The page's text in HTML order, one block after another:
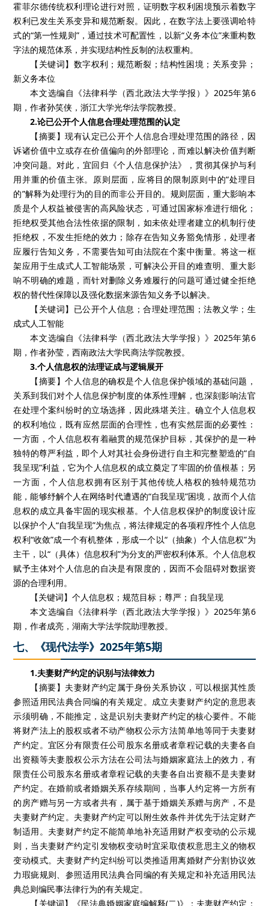
霍菲尔德传统权利理论进行对照，证明数字权利困境预示着数字
权利已发生关系变异和规范断裂。因此，在数字法上要强调哈特
式的“第一性规则”，通过技术可配置性，以新“义务本位”来重构数
字法的规范体系，并实现结构性反制的法权重构。
【关键词】数字权利；规范断裂；结构性困境；关系变异；
新义务本位
本文选编自《法律科学（西北政法大学学报）》2025年第6
期，作者孙笑侠，浙江大学光华法学院教授。
2.论已公开个人信息合理处理范围的认定
【摘要】现有认定已公开个人信息合理处理范围的路径，因
诉诸价值中立或存在价值偏向的外部理论，而难以解决价值判断
冲突问题。对此，宜回归《个人信息保护法》，贯彻其保护与利
用并重的价值主张。原则层面，应将目的限制原则中的“处理目
的”解释为处理行为的目的而非公开目的。规则层面，重大影响本
质是个人权益被侵害的高风险状态，可通过国家标准进行细化；
拒绝权受其他合法性依据的限制，如未依处理者建立的机制行使
拒绝权，不发生拒绝的效力；除存在告知义务豁免情形，处理者
应履行告知义务，不需要告知可由法院在个案中衡量。将这一框
架应用于生成式人工智能场景，可解决公开目的难查明、重大影
响不明确的难题，而针对删除义务难履行的问题可通过健全拒绝
权的替代性保障以及强化数据来源告知义务予以解决。
【关键词】已公开个人信息；合理处理范围；法教义学；生
成式人工智能
本文选编自《法律科学（西北政法大学学报）》2025年第6
期，作者孙莹，西南政法大学民商法学院教授。
3.个人信息权的法理证成与逻辑展开
【摘要】个人信息的确权是个人信息保护领域的基础问题，
关系到我们对个人信息保护制度的体系性理解，也深刻影响法官
在处理个案纠纷时的立场选择，因此殊堪关注。确立个人信息权
的权利地位，既有应然层面的合理性，也有实然层面的必要性：
一方面，个人信息权有着融贯的规范保护目标，其保护的是一种
独特的尊严利益，即个人对其社会身份进行自主和完整塑造的“自
我呈现”利益，它为个人信息权的成立奠定了牢固的价值根基；另
一方面，个人信息权拥有区别于其他传统人格权的独特规范功
能，能够纾解个人在网络时代遭遇的“自我呈现”困境，故而个人信
息权的成立具备牢固的现实根基。个人信息权保护的制度设计应
以保护个人“自我呈现”为焦点，将法律规定的各项程序性个人信息
权利“收敛”成一个有机整体，形成一个以“（抽象）个人信息权”为
主干，以“（具体）信息权利”为分支的严密权利体系。个人信息权
赋予主体对个人信息的自决是有限度的，因而不会阻碍对数据资
源的合理利用。
【关键词】个人信息权；规范目标；尊严；自我呈现
本文选编自《法律科学（西北政法大学学报）》2025年第6
期，作者成亮，湖南大学法学院助理教授。
七、《现代法学》2025年第5期
1.夫妻财产约定的识别与法律效力
【摘要】夫妻财产约定属于身份关系协议，可以根据其性质
参照适用民法典合同编的有关规定。成立夫妻财产约定的意思表
示须明确，不能推定，这是识别夫妻财产约定的核心要件。不能
将财产法上的股权或者不动产物权公示方法简单地等同于夫妻财
产约定。宜区分有限责任公司股东名册或者章程记载的夫妻各自
出资额等夫妻股权公示方法在公司法与婚姻家庭法上的效力，有
限责任公司股东名册或者章程记载的夫妻各自出资额不是夫妻财
产约定。在婚前或者婚姻关系存续期间，当事人约定将一方所有
的房产赠与另一方或者共有，属于基于婚姻关系赠与房产，不是
夫妻财产约定。夫妻财产约定可以附生效条件并优先于法定财产
制适用。夫妻财产约定不能简单地补充适用财产权变动的公示规
则，当夫妻财产约定引发物权变动时宜采取债权意思主义的物权
变动模式。夫妻财产约定纠纷可以类推适用离婚财产分割协议效
力瑕疵规则、参照适用民法典合同编的有关规定和补充适用民法
典总则编民事法律行为的有关规定。
【关键词】《民法典婚姻家庭编解释(二)》；夫妻财产约定；